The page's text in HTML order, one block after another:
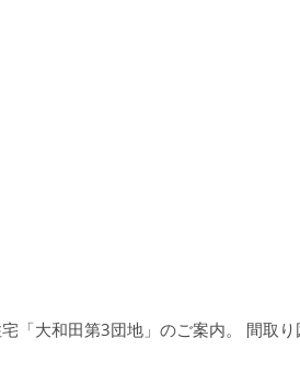
「大和田第3団地」のご案内。 間取